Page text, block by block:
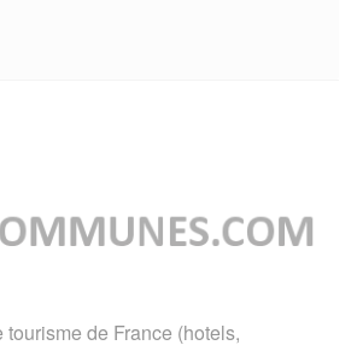
tourisme de France (hotels,